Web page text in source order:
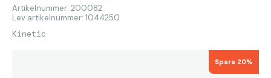
Artikelnummer: 200082
Lev artikelnummer: 1044250
Kinetic
Spara 20%